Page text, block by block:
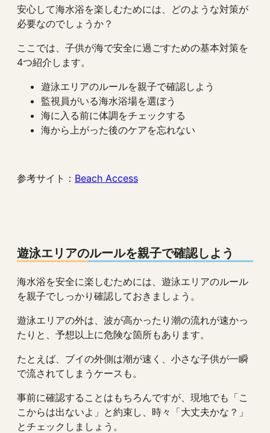
安心して海水浴を楽しむためには、どのような対策が
必要なのでしょうか？
ここでは、子供が海で安全に過ごすための基本対策を
4つ紹介します。
遊泳エリアのルールを親子で確認しよう
監視員がいる海水浴場を選ぼう
海に入る前に体調をチェックする
海から上がった後のケアを忘れない
参考サイト： Beach Access
遊泳エリアのルールを親子で確認しよう
海水浴を安全に楽しむためには、遊泳エリアのルール
を親子でしっかり確認しておきましょう。
遊泳エリアの外は、波が高かったり潮の流れが速かっ
たりと、予想以上に危険な箇所もあります。
たとえば、ブイの外側は潮が速く、小さな子供が一瞬
で流されてしまうケースも。
事前に確認することはもちろんですが、現地でも「こ
こからは出ないよ」と約束し、時々「大丈夫かな？」
とチェックしましょう。